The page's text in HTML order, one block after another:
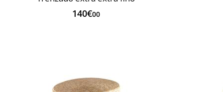
140€00